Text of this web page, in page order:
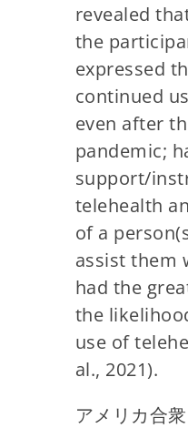
revealed
the
expressed
continued
even after
pandemic;
support/
telehealth
of a
assist them
had the
the
use of
al., 2021).
アメリカ合